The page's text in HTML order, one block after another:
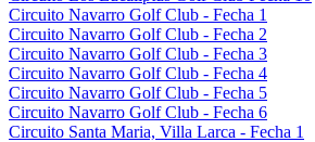
Circuito Navarro Golf Club - Fecha 1
Circuito Navarro Golf Club - Fecha 2
Circuito Navarro Golf Club - Fecha 3
Circuito Navarro Golf Club - Fecha 4
Circuito Navarro Golf Club - Fecha 5
Circuito Navarro Golf Club - Fecha 6
Circuito Santa Maria, Villa Larca - Fecha 1